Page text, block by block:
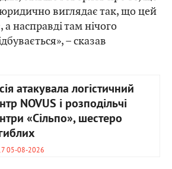
виглядає так, що цей
насправді там нічого
– сказав
атакувала логістичний
NOVUS і розподільчі
«Сільпо», шестеро
05-08-2026